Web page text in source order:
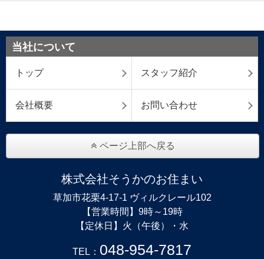
当社について
トップ スタッフ紹介
会社概要 お問い合わせ
ページ上部へ戻る
株式会社そうかのお住まい
草加市花栗4-17-1 ヴィルクレール102
【営業時間】9時～19時
【定休日】火（午後）・水
TEL： 048-954-7817